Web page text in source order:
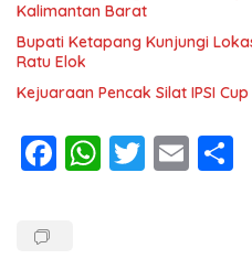
Kalimantan Barat
Bupati Ketapang Kunjungi
Ratu Elok
Kejuaraan Pencak Silat IPSI
F W T E